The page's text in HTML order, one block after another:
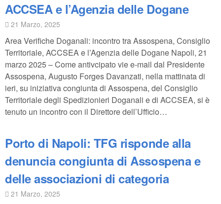
ACCSEA e l’Agenzia delle Dogane
21 Marzo, 2025
Area Verifiche Doganali: incontro tra Assospena, Consiglio
Territoriale, ACCSEA e l’Agenzia delle Dogane Napoli, 21
marzo 2025 – Come antivcipato vie e-mail dal Presidente
Assospena, Augusto Forges Davanzati, nella mattinata di
ieri, su iniziativa congiunta di Assospena, del Consiglio
Territoriale degli Spedizionieri Doganali e di ACCSEA, si è
tenuto un incontro con il Direttore dell’Ufficio…
Porto di Napoli: TFG risponde alla
denuncia congiunta di Assospena e
delle associazioni di categoria
21 Marzo, 2025